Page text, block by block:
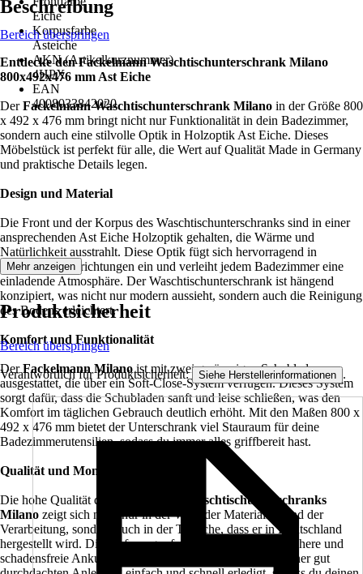
Eiche
Korpusfarbe
Asteiche
AKN (Artikelkurznummer)
4HPX
EAN
4008033842020
Beschreibung
Bereich überspringen
Entdecke den Fackelmann Waschtischunterschrank Milano
800x492x476 mm Ast Eiche
DerFackelmann Waschtischunterschrank Milano in der Größe 800
x 492 x 476 mm bringt nicht nur Funktionalität in dein Badezimmer,
sondern auch eine stilvolle Optik in Holzoptik Ast Eiche. Dieses
Möbelstück ist perfekt für alle, die Wert auf Qualität Made in Germany
und praktische Details legen.
Design und Material
Die Front und der Korpus des Waschtischunterschranks sind in einer
ansprechenden Ast Eiche Holzoptik gehalten, die Wärme und
Natürlichkeit ausstrahlt. Diese Optik fügt sich hervorragend in
mediterrane Stilrichtungen ein und verleiht jedem Badezimmer eine
einladende Atmosphäre. Der Waschtischunterschrank ist hängend
konzipiert, was nicht nur modern aussieht, sondern auch die Reinigung
des Bodens erleichtert.
Komfort und Funktionalität
DerFackelmann Milanoist mit zwei geräumigen Schubladen
ausgestattet, die über ein Soft-Close-System verfügen. Dieses System
sorgt dafür, dass die Schubladen sanft und leise schließen, was den
Komfort im täglichen Gebrauch deutlich erhöht. Mit den Maßen 800 x
492 x 476 mm bietet der Unterschrank viel Stauraum für deine
Badezimmerutensilien, sodass du immer alles griffbereit hast.
Qualität und Montage
Die hohe Qualität des
Fackelmann Waschtischunterschranks
Milano zeigt sich nicht nur in der Wahl der Materialien und der
Verarbeitung, sondern auch in der Tatsache, dass er in Deutschland
hergestellt wird. Die Lieferung erfolgt zerlegt, was eine sichere und
schadensfreie Ankunft garantiert. Die Montage ist dank einer gut
Mehr anzeigen
Produktsicherheit
Bereich überspringen
Verantwortlich für Produktsicherheit: Siehe Herstellerinformationen .